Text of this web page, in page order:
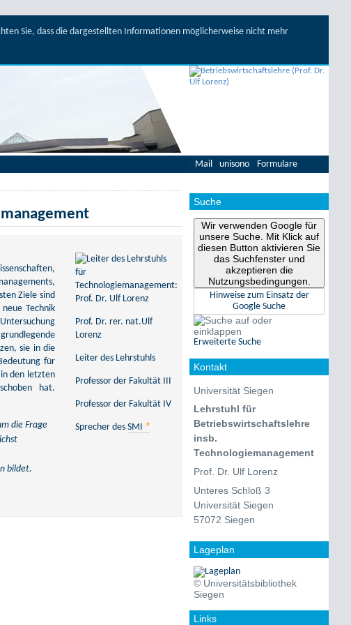
Sie, dass die dargestellten Informationen möglicherweise nicht mehr
Mail unisono Formulare
Suche
Wir verwenden Google für
unsere Suche. Mit Klick auf
diesen Button aktivieren Sie
das Suchfenster und
akzeptieren die
Nutzungsbedingungen.
Hinweise zum Einsatz der
Google Suche
Erweiterte Suche
Kontakt
Universität Siegen
Lehrstuhl für
Betriebswirtschaftslehre
insb.
Technologiemanagement
Prof. Dr. Ulf Lorenz
Unteres Schloß 3
Universität Siegen
57072 Siegen
Lageplan
© Universitätsbibliothek
Siegen
Links
Ziele sind
Technik
sie in die
für
den letzten
hat.
die Frage
bildet.
Prof. Dr. rer. nat.Ulf
Lorenz
Leiter des Lehrstuhls
Professor der Fakultät III
Professor der Fakultät IV
Sprecher desSMI